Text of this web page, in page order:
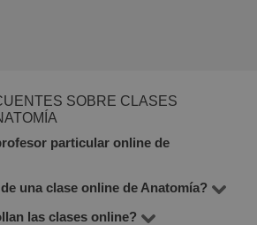
SOBRE CLASES
particular online de
online encontrarás 17
presta atención al precio por hora,
una clase online de Anatomía?
online oscila entre 10 y 30 euros
las clases online?